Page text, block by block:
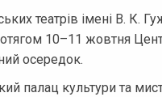
театрів імені В. К.
10–11 жовтня
осередок.
палац культури та